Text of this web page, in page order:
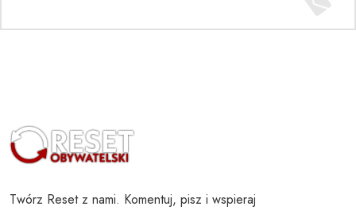
Twórz Reset z nami. Komentuj, pisz i wspieraj